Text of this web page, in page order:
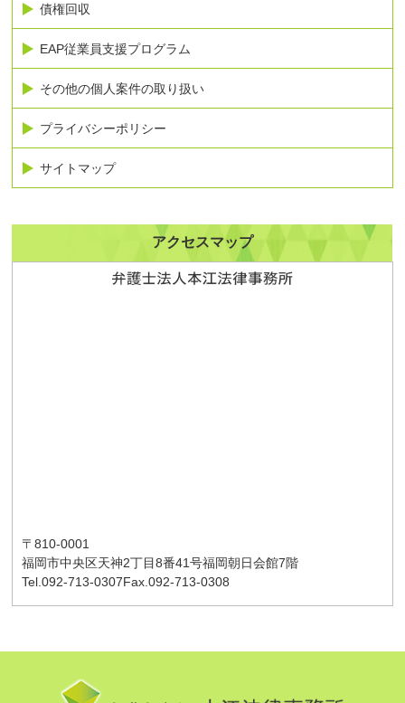
債権回収
EAP従業員支援プログラム
その他の個人案件の取り扱い
プライバシーポリシー
サイトマップ
アクセスマップ
〒810-0001
福岡市中央区天神2丁目8番41号福岡朝日会館7階
Tel.092-713-0307Fax.092-713-0308